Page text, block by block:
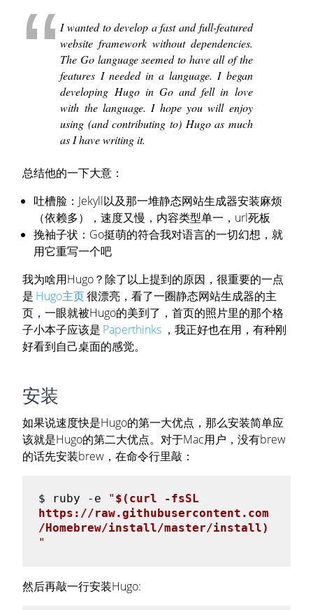
I wanted to develop a fast and full-featured
website framework without dependencies.
The Go language seemed to have all of the
features I needed in a language. I began
developing Hugo in Go and fell in love
with the language. I hope you will enjoy
using (and contributing to) Hugo as much
as I have writing it.
总结他的一下大意：
吐槽脸：Jekyll以及那一堆静态网站生成器安装麻烦
（依赖多），速度又慢，内容类型单一，url死板
挽袖子状：Go挺萌的符合我对语言的一切幻想，就
用它重写一个吧
我为啥用Hugo？除了以上提到的原因，很重要的一点
是 Hugo主页很漂亮，看了一圈静态网站生成器的主
页，一眼就被Hugo的美到了，首页的照片里的那个格
子小本子应该是 Paperthinks ，我正好也在用，有种刚
好看到自己桌面的感觉。
安装
如果说速度快是Hugo的第一大优点，那么安装简单应
该就是Hugo的第二大优点。对于Mac用户，没有brew
的话先安装brew，在命令行里敲：
$ ruby -e " $(curl -fsSL
https://raw.githubusercontent.com
/Homebrew/install/master/install)
"
然后再敲一行安装Hugo: